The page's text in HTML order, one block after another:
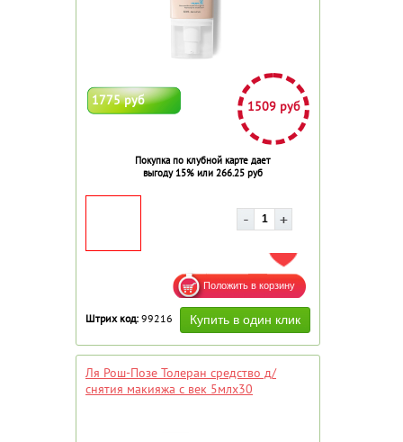
1775 руб 1509 руб
Покупка по клубной карте дает
выгоду 15% или 266.25 руб
ДОБАВИТЬ В ИЗБРАННОЕ
Штрих код: 99216
Ля Рош-Позе Толеран средство д/
снятия макияжа с век 5млх30